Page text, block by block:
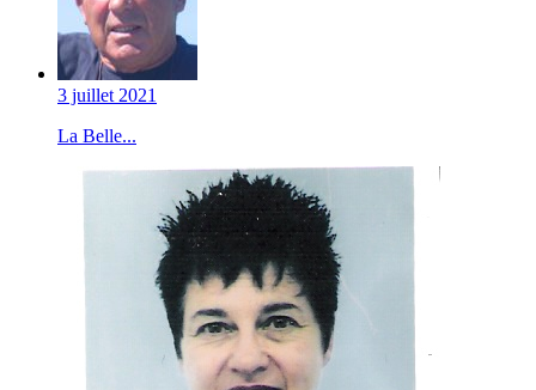
3 juillet 2021
La Belle...